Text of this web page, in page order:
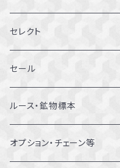
11～11.5号
12～12.5号
13～13.5号
14～14.5号
リング
セレクト
ブレスレット
セール
ルース・鉱物標本
オプション・チェーン等